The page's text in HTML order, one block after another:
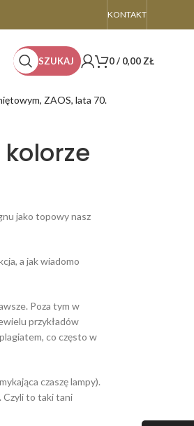
KONTAKT
SZUKAJ 0/ 0,00 ZŁ
ZAOS, lata 70.
jako topowy nasz
a jak wiadomo
Poza tym w
przykładów
co często w
czaszę lampy).
Czyli to taki tani